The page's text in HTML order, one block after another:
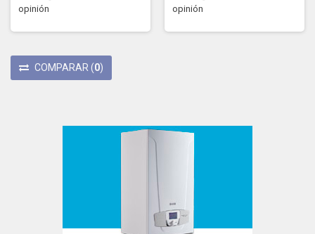
opinión
opinión
COMPARAR (0)